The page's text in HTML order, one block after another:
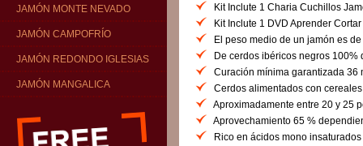
JAMÓN MONTE NEVADO
JAMÓN CAMPOFRÍO
JAMÓN REDONDO IGLESIAS
JAMÓN MANGALICA
Kit Inclute 1 Charia Cuchillos
Kit Inclute 1 DVD Aprender
El peso medio de un jamón es
De cerdos ibéricos negros 100%
Curación mínima garantizada 36
Cerdos alimentados con
Aproximadamente entre 20 y 25
Aprovechamiento 65 %
Rico en ácidos mono